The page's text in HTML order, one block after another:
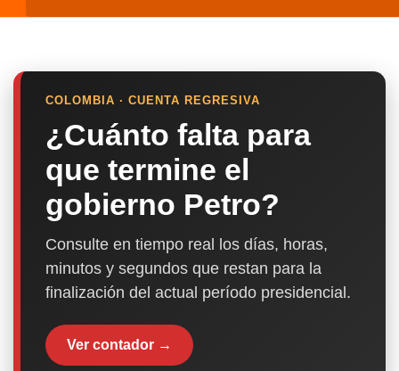
COLOMBIA · CUENTA REGRESIVA
¿Cuánto falta para
que termine el
gobierno Petro?
Consulte en tiempo real los días, horas,
minutos y segundos que restan para la
finalización del actual período presidencial.
Ver contador →